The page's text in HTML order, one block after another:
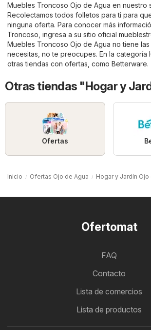
Muebles Troncoso Ojo de Agua en nuestro
Recolectamos todos folletos para ti para
ninguna oferta. Para conocer más
Troncoso, ingresa a su sitio oficial
Muebles Troncoso Ojo de Agua no tiene
necesitas, no te preocupes. En la categoría
otras tiendas con ofertas, como Betterware.
Otras tiendas "Hogar y
Ofertas
Inicio Ofertas Ojo de Agua Hogar y Jardín Ojo
Ofertomat
FAQ
Contacto
Lista de comercios
Lista de productos